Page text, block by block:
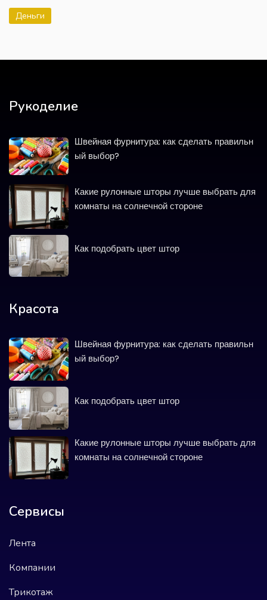
Деньги
Рукоделие
Швейная фурнитура: как сделать правильн
ый выбор?
Какие рулонные шторы лучше выбрать для
комнаты на солнечной стороне
Как подобрать цвет штор
Красота
Швейная фурнитура: как сделать правильн
ый выбор?
Как подобрать цвет штор
Какие рулонные шторы лучше выбрать для
комнаты на солнечной стороне
Сервисы
Лента
Компании
Трикотаж